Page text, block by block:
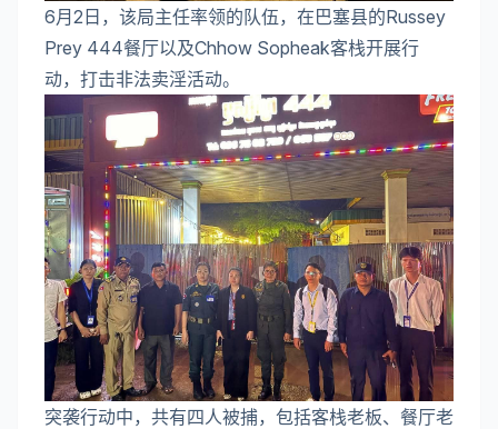
6月2日，该局主任率领的队伍，在巴塞县的Russey
Prey 444餐厅以及Chhow Sopheak客栈开展行
动，打击非法卖淫活动。
突袭行动中，共有四人被捕，包括客栈老板、餐厅老